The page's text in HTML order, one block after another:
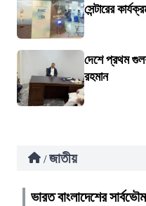
সেন্টারের
দেশে প্রথম
রহমান
/ জাতীয়
ভারত বাংলাদেশের